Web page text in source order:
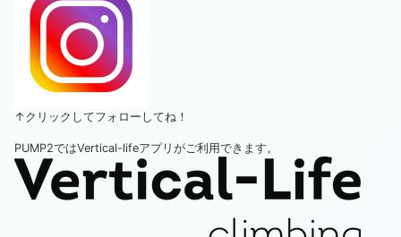
↑クリックしてフォローしてね！
PUMP2ではVertical-lifeアプリがご利用できます。